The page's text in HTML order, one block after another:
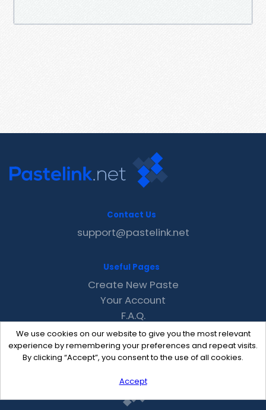
We use cookies on our website to give you the most relevant
experience by remembering your preferences and repeat visits.
By clicking “Accept”, you consent to the use of all cookies.
Accept
Contact Us
support@pastelink.net
Useful Pages
Create New Paste
Your Account
F.A.Q.
Recent
Contact